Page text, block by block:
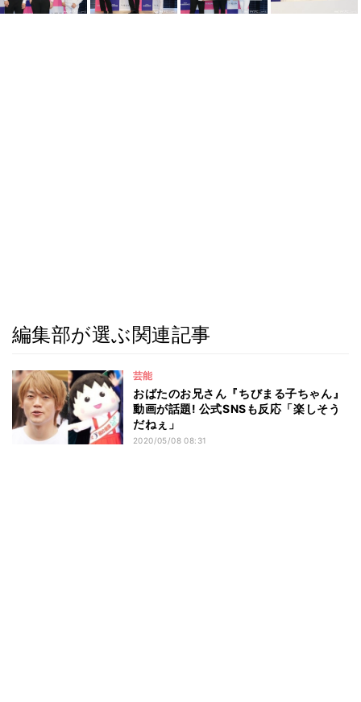
編集部が選ぶ関連記事
芸能
おばたのお兄さん『ちびまる子ちゃん』
動画が話題! 公式SNSも反応「楽しそう
だねぇ」
2020/05/08 08:31